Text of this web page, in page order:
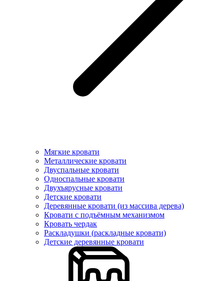
Мягкие кровати
Металлические кровати
Двуспальные кровати
Односпальные кровати
Двухъярусные кровати
Детские кровати
Деревянные кровати (из массива дерева)
Кровати с подъёмным механизмом
Кровать чердак
Раскладушки (раскладные кровати)
Детские деревянные кровати